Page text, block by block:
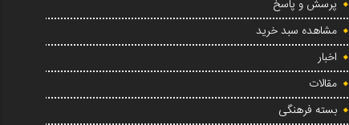
پرسش و پاسخ
مشاهده سبد خرید
اخبار
مقالات
بسته فرهنگی